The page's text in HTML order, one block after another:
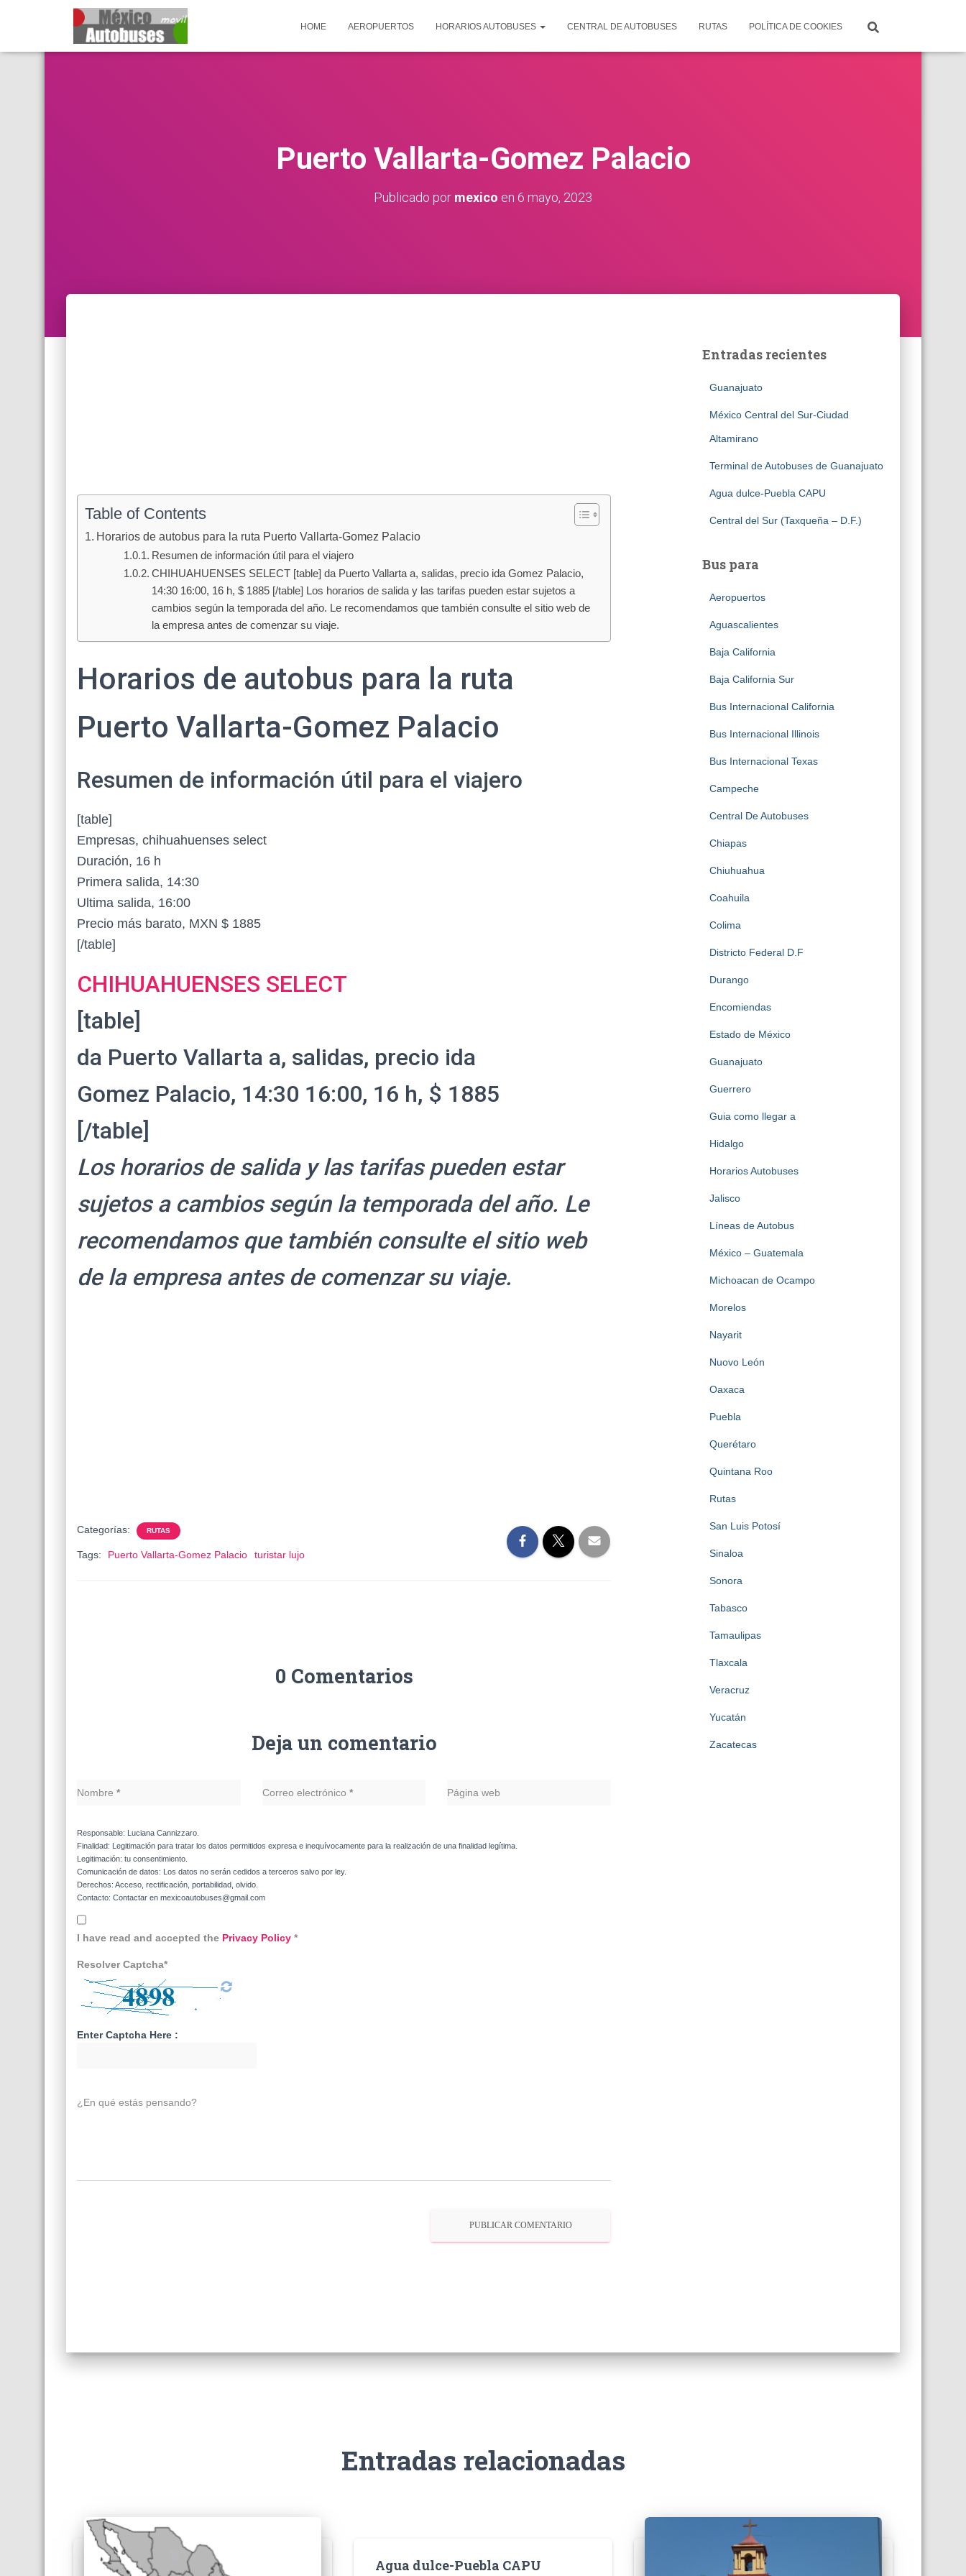
HOME AEROPUERTOS HORARIOS AUTOBUSES CENTRAL DE AUTOBUSES RUTAS POLÍTICA DE COOKIES
Puerto Vallarta-Gomez Palacio
Publicado por mexico en 6 mayo, 2023
Table of Contents
Horarios de autobus para la ruta Puerto Vallarta-Gomez Palacio
Resumen de información útil para el viajero
CHIHUAHUENSES SELECT [table] da Puerto Vallarta a, salidas, precio ida Gomez Palacio,
14:30 16:00, 16 h, $ 1885 [/table] Los horarios de salida y las tarifas pueden estar sujetos a
cambios según la temporada del año. Le recomendamos que también consulte el sitio web de
la empresa antes de comenzar su viaje.
Horarios de autobus para la ruta
Puerto Vallarta-Gomez Palacio
Resumen de información útil para el viajero
[table]
Empresas, chihuahuenses select
Duración, 16 h
Primera salida, 14:30
Ultima salida, 16:00
Precio más barato, MXN $ 1885
[/table]
CHIHUAHUENSES SELECT
[table]
da Puerto Vallarta a, salidas, precio ida
Gomez Palacio, 14:30 16:00, 16 h, $ 1885
[/table]
Los horarios de salida y las tarifas pueden estar
sujetos a cambios según la temporada del año. Le
recomendamos que también consulte el sitio web
de la empresa antes de comenzar su viaje.
Categorías: RUTAS
Tags: Puerto Vallarta-Gomez Palacio turistar lujo
0 Comentarios
Deja un comentario
Nombre * Correo electrónico * Página web
Responsable: Luciana Cannizzaro.
Finalidad: Legitimación para tratar los datos permitidos expresa e inequívocamente para la realización de una finalidad legítima.
Legitimación: tu consentimiento.
Comunicación de datos: Los datos no serán cedidos a terceros salvo por ley.
Derechos: Acceso, rectificación, portabilidad, olvido.
Contacto: Contactar en mexicoautobuses@gmail.com
I have read and accepted the Privacy Policy *
Resolver Captcha*
Enter Captcha Here :
¿En qué estás pensando?
Entradas recientes
Guanajuato
México Central del Sur-Ciudad
Altamirano
Terminal de Autobuses de Guanajuato
Agua dulce-Puebla CAPU
Central del Sur (Taxqueña – D.F.)
Bus para
Aeropuertos
Aguascalientes
Baja California
Baja California Sur
Bus Internacional California
Bus Internacional Illinois
Bus Internacional Texas
Campeche
Central De Autobuses
Chiapas
Chiuhuahua
Coahuila
Colima
Districto Federal D.F
Durango
Encomiendas
Estado de México
Guanajuato
Guerrero
Guia como llegar a
Hidalgo
Horarios Autobuses
Jalisco
Líneas de Autobus
México – Guatemala
Michoacan de Ocampo
Morelos
Nayarit
Nuovo León
Oaxaca
Puebla
Querétaro
Quintana Roo
Rutas
San Luis Potosí
Sinaloa
Sonora
Tabasco
Tamaulipas
Tlaxcala
Veracruz
Yucatán
Zacatecas
Entradas relacionadas
Agua dulce-Puebla CAPU